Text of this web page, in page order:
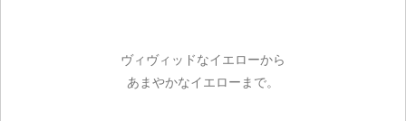
ヴィヴィッドなイエローから
あまやかなイエローまで。